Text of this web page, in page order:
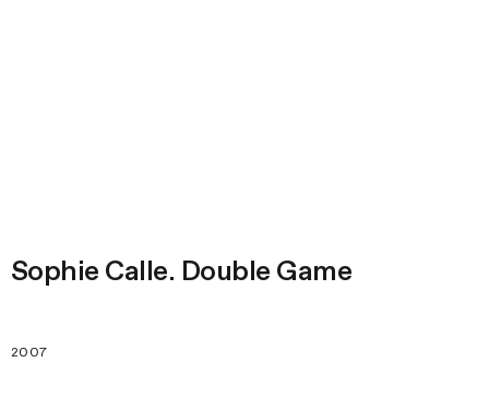
Sophie Calle. Double Game
2007